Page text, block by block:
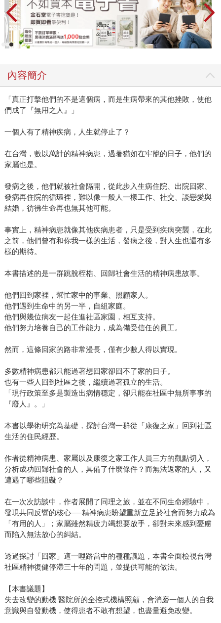
內容簡介
「真正打擊他們的不是這個病，而是生病帶來的其他挫敗，使他
們成了『無用之人』」
一個人有了精神疾病，人生就停止了？
在台灣，數以萬計的精神病患，過著猶如在牢籠的日子，他們的
家屬也是。
發病之後，他們就被社會隔開，從此步入生病住院、出院回家、
發病再住院的循環裡，難以像一般人一樣工作、社交、談戀愛與
結婚，彷彿生命再也無其他可能。
事實上，精神病患就像其他疾病患者，只是受到疾病突襲，在此
之前，他們曾有和你我一樣的生活，發病之後，對人生也還有多
樣的期待。
本書描述的是一群跳脫桎梏、回歸社會生活的精神病患故事。
他們回到家裡，幫忙家中的事業、照顧家人。
他們遇到生命中的另一半，自組家庭。
他們與幾位病友一起住進社區家園，相互支持。
他們努力培養自己的工作能力，成為備受信任的員工。
然而，這條回家的路非常漫長，僅有少數人得以實現。
多數精神病患都只能過著想回家卻回不了家的日子。
也有一些人回到社區之後，繼續過著孤立的生活。
「現行政策至多是製造出病情穩定，卻只能在社區中無所事事的
『廢人』。」
本書以學術研究為基礎，探討台灣一群從「康復之家」回到社區
生活的住民經歷。
作者從精神病患、家屬以及康復之家工作人員三方的觀點切入，
分析成功回歸社會的人，具備了什麼條件？而無法返家的人，又
遭遇了哪些阻礙？
在一次次訪談中，作者展開了同理之旅，並在不同生命經驗中，
發現共同反響的核心──精神病患盼望重新立足於社會而努力成為
「有用的人」；家屬雖然精疲力竭想要放手，卻對未來感到憂慮
而陷入無法放心的糾結。
透過探討「回家」這一哩路當中的種種議題，本書全面檢視台灣
社區精神復健停滯三十年的問題，並提供可能的做法。
【本書議題】
失去改變的動機 醫院所的全控式機構照顧，會消磨一個人的自我
意識與自發動機，使得患者不敢有想望，也盡量避免改變。